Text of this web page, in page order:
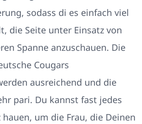
sodass di es einfach viel
die Seite unter Einsatz von
Spanne anzuschauen. Die
Cougars
ausreichend und die
pari. Du kannst fast jedes
um die Frau, die Deinen